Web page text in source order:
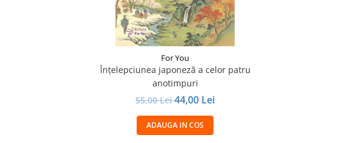
For You
Înțelepciunea japoneză a celor patru
anotimpuri
55,00 Lei44,00 Lei
ADAUGA IN COS